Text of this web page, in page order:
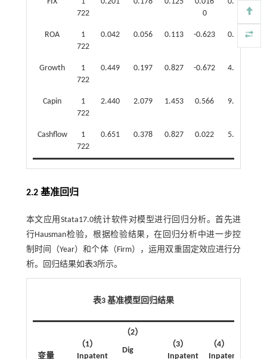
722
0
ROA
1
722
0.042 0.056 0.113 -0.623 0.230
Growth
1
722
0.449 0.197 0.827 -0.672 4.763
Capin
1
722
2.440 2.079 1.453 0.566 9.567
Cashflow
1
722
0.651 0.378 0.827 0.022 5.418
2.2 基准回归
本文应用Stata17.0统计软件对模型进行回归分析。首先进
行Hausman检验，根据检验结果，在回归分析中进一步控
制时间（Year）和个体（Firm），运用双重固定效应进行分
析。回归结果如表3所示。
表3 基准模型回归结果
变量
（1）
Inpatent
（2）
Dig
（3）
Inpatent
（4）
Inpatent